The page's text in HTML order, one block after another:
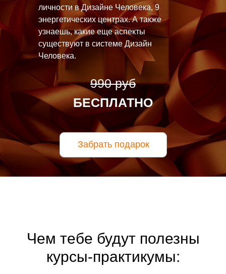
990 руб
БЕСПЛАТНО
личности в Дизайне Человека, 9
энергетических центрах. А также
узнаешь, какие еще аспекты
существуют в системе Дизайн
Человека.
Забрать подарок
Чем тебе будут полезны
курсы-практикумы: